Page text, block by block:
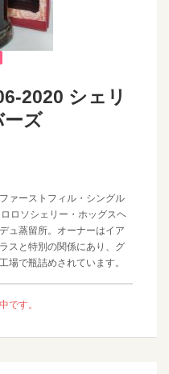
2020 シェリ
ーズ
ァーストフィル・シングル
ロソシェリー・ホッグスヘ
ュ蒸留所。オーナーはイア
スと特別の関係にあり、グ
場で瓶詰めされています。
です。